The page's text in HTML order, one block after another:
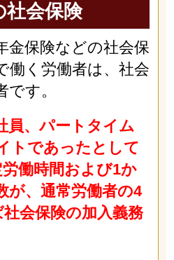
社会保険
金保険などの社会保
働く労働者は、社会
す。
員、パートタイム
トであったとして
働時間および1か
が、通常労働者の4
会保険の加入義務